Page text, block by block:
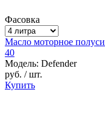
Фасовка
Масло моторное
40
Модель: Defender
руб. / шт.
Купить